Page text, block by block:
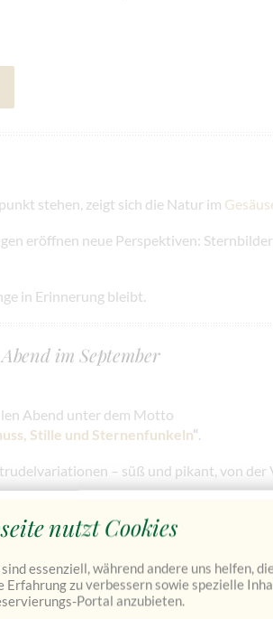
stehen, zeigt sich die Natur im
eröffnen neue Perspektiven:
in Erinnerung bleibt.
im September
Abend unter dem Motto
Stille und Sternenfunkeln“.
– süß und pikant, von der
richtet sich der Blick nach oben:
Johannes Sulzbacher erleben Sie
Atmosphäre des Schlosses
nutzt Cookies
essenziell, während andere uns helfen, die
Erfahrung zu verbessern sowie spezielle
Portal anzubieten.